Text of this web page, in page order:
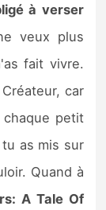
à verser
veux plus
fait vivre.
car
chaque petit
as mis sur
Quand à
A Tale Of